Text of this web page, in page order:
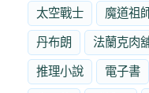
太空戰士 魔道祖
丹布朗 法蘭克肉
推理小說 電子書